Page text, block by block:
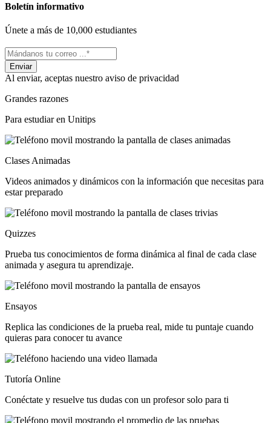
Boletín informativo
Únete a más de 10,000 estudiantes
Al enviar, aceptas nuestro aviso de privacidad
Grandes razones
Para estudiar en Unitips
Clases Animadas
Videos animados y dinámicos con la información que necesitas para
estar preparado
Quizzes
Prueba tus conocimientos de forma dinámica al final de cada clase
animada y asegura tu aprendizaje.
Ensayos
Replica las condiciones de la prueba real, mide tu puntaje cuando
quieras para conocer tu avance
Tutoría Online
Conéctate y resuelve tus dudas con un profesor solo para ti